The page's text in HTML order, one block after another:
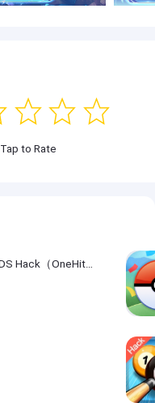
Tap to Rate
DRAGON BALL LEGENDS Hack（OneHitKill）